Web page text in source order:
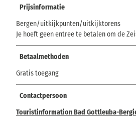
Prijsinformatie
Bergen/uitkijkpunten/uitkijktorens
Je hoeft geen entree te betalen om de
Betaalmethoden
Gratis toegang
Contactpersoon
Touristinformation Bad Gottleuba-